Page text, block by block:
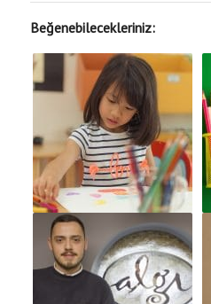
Beğenebilecekleriniz: